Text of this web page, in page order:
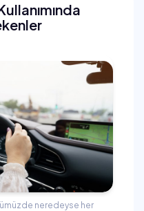
neredeyse her